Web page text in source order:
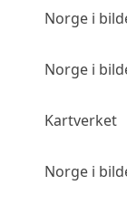
Norge i
Norge i
Kartverket
Norge i